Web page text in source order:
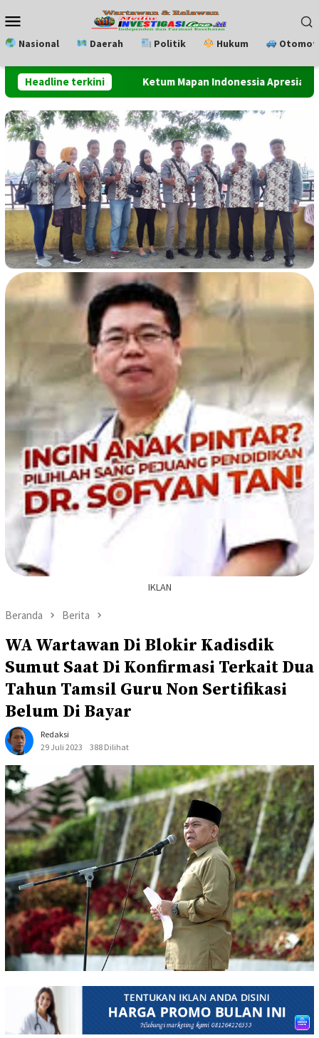
ke
kontenMobile
Nasional Daerah Politik Hukum
Headline terkini
2026 Ketum Mapan Indonessia Apresiasi Satuan
IKLAN
Beranda Berita
WA Wartawan Di Blokir Kadisdik
Sumut Saat Di Konfirmasi Terkait Dua
Tahun Tamsil Guru Non Sertifikasi
Belum Di Bayar
Redaksi
29 Juli 2023
388 Dilihat